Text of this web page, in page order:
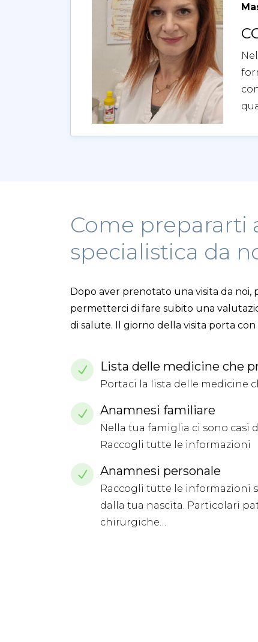
Come prepararti
specialistica da
Dopo aver prenotato una visita da noi,
permetterci di fare subito una
di salute. Il giorno della visita porta con
Lista delle medicine che
Portaci la lista delle medicine
Anamnesi familiare
Nella tua famiglia ci sono casi
Raccogli tutte le informazioni
Anamnesi personale
Raccogli tutte le informazioni
dalla tua nascita. Particolari
chirurgiche…